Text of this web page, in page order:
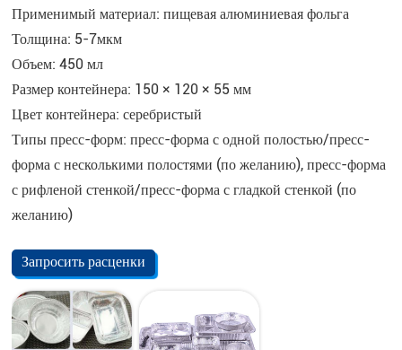
Применимый материал: пищевая алюминиевая фольга
Толщина: 5-7мкм
Объем: 450 мл
Размер контейнера: 150 × 120 × 55 мм
Цвет контейнера: серебристый
Типы пресс-форм: пресс-форма с одной полостью/пресс-
форма с несколькими полостями (по желанию), пресс-форма
с рифленой стенкой/пресс-форма с гладкой стенкой (по
желанию)
Запросить расценки